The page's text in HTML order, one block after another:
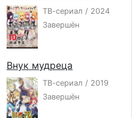
ТВ-сериал / 2024
Завершён
Внук мудреца
ТВ-сериал / 2019
Завершён